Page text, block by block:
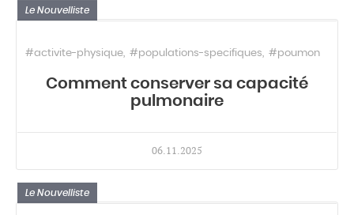
Le Nouvelliste
#activite-physique #populations-specifiques #poumon
Comment conserver sa capacité
pulmonaire
06.11.2025
Le Nouvelliste